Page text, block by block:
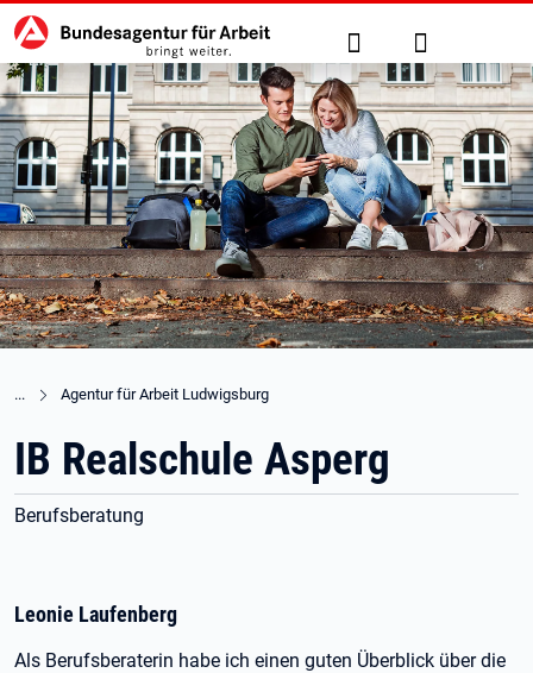
zu den Hauptinhalten springen
Hauptnavigation Suche Anmelden
Agentur für Arbeit Ludwigsburg
IB Realschule Asperg
Berufsberatung
Leonie Laufenberg
Als Berufsberaterin habe ich einen guten Überblick über die